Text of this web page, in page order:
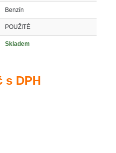
Benzín
POUŽITÉ
Skladem
s DPH